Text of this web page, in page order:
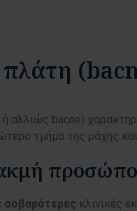
πλάτη
αλλιώς bacne)
τμήμα της ράχης
σοβαρότερες κλινικές